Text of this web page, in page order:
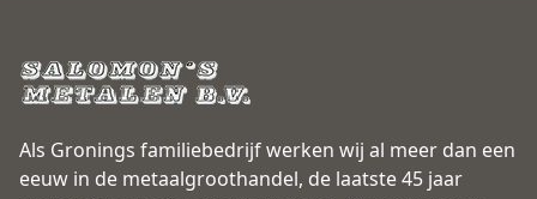
Als Gronings familiebedrijf werken wij al meer dan een
eeuw in de metaalgroothandel, de laatste 45 jaar